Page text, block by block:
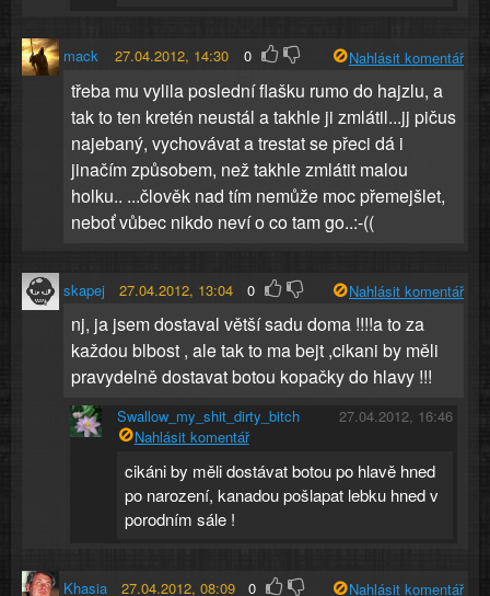
mack 27.04.2012, 14:30 0 Nahlásit komentář
třeba mu vylila poslední flašku rumo do hajzlu, a
tak to ten kretén neustál a takhle ji zmlátil...jj pičus
najebaný, vychovávat a trestat se přeci dá i
jinačím způsobem, než takhle zmlátit malou
holku.. ...člověk nad tím nemůže moc přemejšlet,
neboť vůbec nikdo neví o co tam go..:-((
skapej 27.04.2012, 13:04 0 Nahlásit komentář
nj, ja jsem dostaval větší sadu doma !!!!a to za
každou blbost , ale tak to ma bejt ,cikani by měli
pravydelně dostavat botou kopačky do hlavy !!!
Swallow_my_shit_dirty_bitch
27.04.2012, 16:46
Nahlásit komentář
cikáni by měli dostávat botou po hlavě hned
po narození, kanadou pošlapat lebku hned v
porodním sále !
Khasia 27.04.2012, 08:09 0 Nahlásit komentář